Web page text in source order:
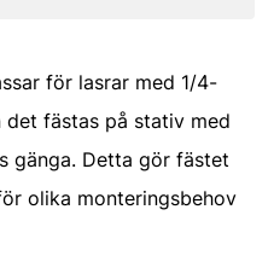
för lasrar med 1/4-
det fästas på stativ med
gänga. Detta gör fästet
olika monteringsbehov